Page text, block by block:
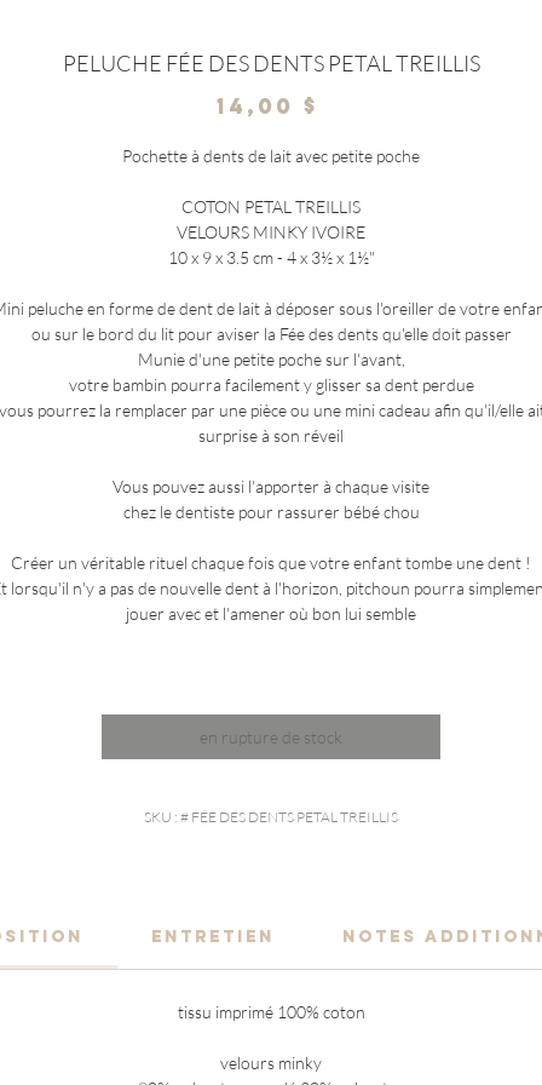
PELUCHE FÉE DES DENTS PETAL TREILLIS
14,00 $
Pochette à dents de lait avec petite poche
COTON PETAL TREILLIS
VELOURS MINKY IVOIRE
10 x 9 x 3.5 cm - 4 x 3½ x 1½"
peluche en forme de dent de lait à déposer sous l'oreiller de votre
ou sur le bord du lit pour aviser la Fée des dents qu'elle doit passer
Munie d'une petite poche sur l'avant,
votre bambin pourra facilement y glisser sa dent perdue
pourrez la remplacer par une pièce ou une mini cadeau afin qu'il/elle
surprise à son réveil
Vous pouvez aussi l'apporter à chaque visite
chez le dentiste pour rassurer bébé chou
Créer un véritable rituel chaque fois que votre enfant tombe une dent !
lorsqu'il n'y a pas de nouvelle dent à l'horizon, pitchoun pourra
jouer avec et l'amener où bon lui semble
en rupture de stock
SKU : # FÉE DES DENTS PETAL TREILLIS
ENTRETIEN NOTES
tissu imprimé 100% coton
velours minky